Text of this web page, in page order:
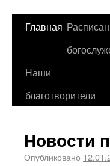
Главная
Наши
благотворители
Новости
Опубликовано